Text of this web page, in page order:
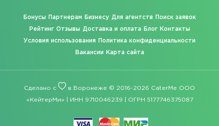
Бонусы Партнерам Бизнесу Для агентств Поиск заявок
Рейтинг Отзывы Доставка и оплата Блог Контакты
Условия использования Политика конфиденциальности
Вакансии Карта сайта
Сделано с в Воронеже © 2016-2026 CaterMe ООО
«КейтерМи» | ИНН 9710046239 | ОГРН 5177746375087